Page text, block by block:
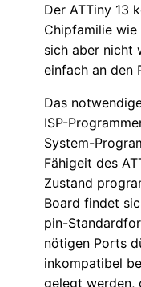
Der ATTiny 13
Chipfamilie
sich aber nicht
einfach an den
Das
ISP-
System-
Fähigeit des
Zustand
Board findet
pin-
nötigen Ports
inkompatibel
gelegt werden,